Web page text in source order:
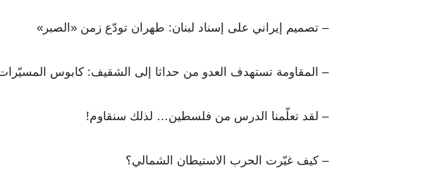
– تصميم إيراني على إسناد لبنان: طهران تودّع زمن «الصبر»
– المقاومة تستهدف العدو من حداثا إلى الشقيف: كابوس
– لقد تعلّمنا الدرس من فلسطين… لذلك سنقاوم!
– كيف غيّرت الحرب الاستيطان الشمالي؟